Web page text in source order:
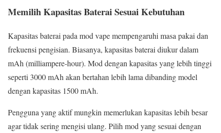
Memilih Kapasitas Baterai Sesuai Kebutuhan
Kapasitas baterai pada mod vape mempengaruhi masa pakai dan
frekuensi pengisian. Biasanya, kapasitas baterai diukur dalam
mAh (milliampere-hour). Mod dengan kapasitas yang lebih tinggi
seperti 3000 mAh akan bertahan lebih lama dibanding model
dengan kapasitas 1500 mAh.
Pengguna yang aktif mungkin memerlukan kapasitas lebih besar
agar tidak sering mengisi ulang. Pilih mod yang sesuai dengan